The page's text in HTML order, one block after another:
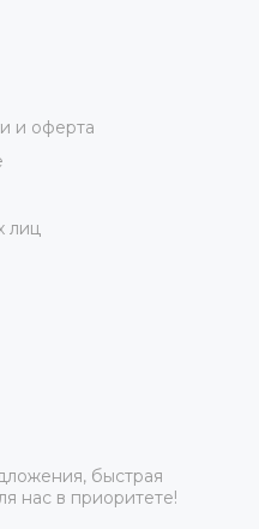
и оферта
лиц
быстрая
нас в приоритете!